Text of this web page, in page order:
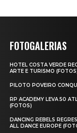
FOTOGALERIAS
HOTEL COSTA VERDE
ARTE E TURISMO
PILOTO POVEIRO
RP ACADEMY LEVA 50
(FOTOS)
DANCING REBELS
ALL DANCE EUROPE